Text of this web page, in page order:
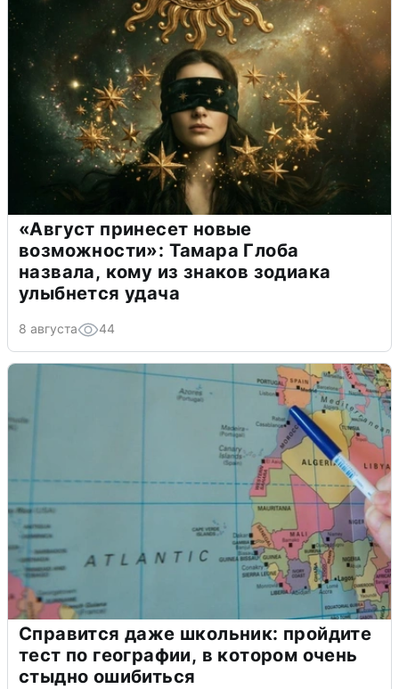
«Август принесет новые
возможности»: Тамара Глоба
назвала, кому из знаков зодиака
улыбнется удача
8 августа 44
Справится даже школьник: пройдите
тест по географии, в котором очень
стыдно ошибиться